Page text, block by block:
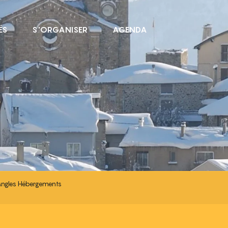
S'ORGANISER AGENDA
Hébergements